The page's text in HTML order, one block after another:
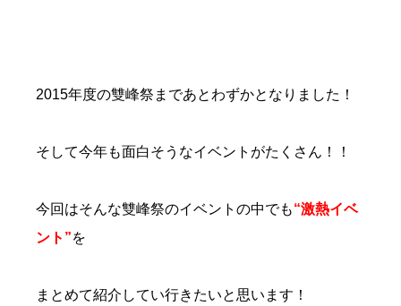
2015年度の雙峰祭まであとわずかとなりました！
そして今年も面白そうなイベントがたくさん！！
今回はそんな雙峰祭のイベントの中でも“激熱イベ
ント”を
まとめて紹介してい行きたいと思います！